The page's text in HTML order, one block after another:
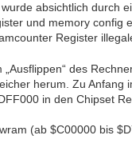
absichtlich durch
und memory config
Register
des
herum. Zu Anfang
in den Chipset
(ab $C00000 bis